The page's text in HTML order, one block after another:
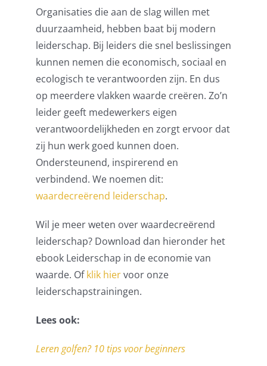
Organisaties die aan de slag willen met
duurzaamheid, hebben baat bij modern
leiderschap. Bij leiders die snel beslissingen
kunnen nemen die economisch, sociaal en
ecologisch te verantwoorden zijn. En dus
op meerdere vlakken waarde creëren. Zo’n
leider geeft medewerkers eigen
verantwoordelijkheden en zorgt ervoor dat
zij hun werk goed kunnen doen.
Ondersteunend, inspirerend en
verbindend. We noemen dit:
waardecreërend leiderschap.
Wil je meer weten over waardecreërend
leiderschap? Download dan hieronder het
ebook Leiderschap in de economie van
waarde. Ofklik hiervoor onze
leiderschapstrainingen.
Lees ook:
Leren golfen? 10 tips voor beginners